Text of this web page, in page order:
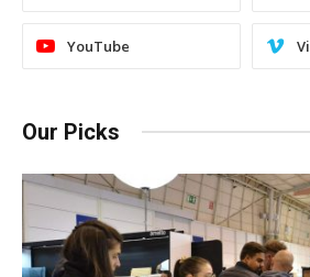
YouTube
Our Picks